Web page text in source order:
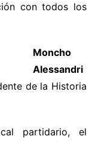
con todos los
Moncho
Alessandri
de la Historia
partidario, el